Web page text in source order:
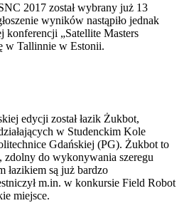
2017 został wybrany już 13
wyników nastąpiło jednak
konferencji „Satellite Masters
w Tallinnie w Estonii.
edycji został łazik Żukbot,
w Studenckim Kole
Gdańskiej (PG). Żukbot to
do wykonywania szeregu
łazikiem są już bardzo
m.in. w konkursie Field Robot
miejsce.